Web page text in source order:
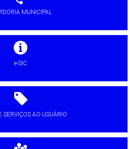
MUNICIPAL
e-SIC
SERVIÇOS AO USUÁRIO